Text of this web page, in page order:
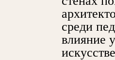
среди
влияние